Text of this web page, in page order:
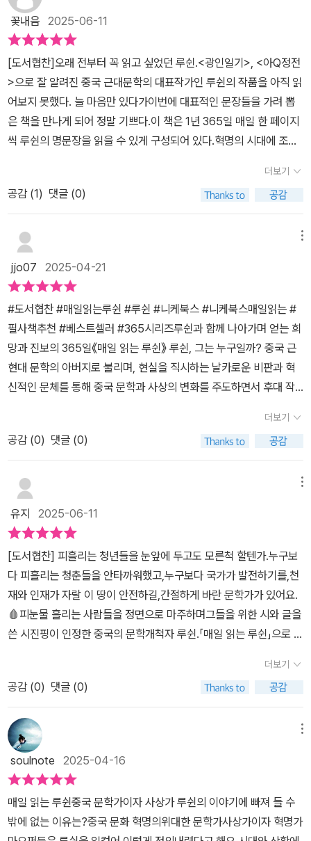
마치 쟁반 위의 모래처럼 흩어진 세태에 대한 비판.희망이 되어줄 청
년 세대와 개혁의 의지를 억압하는 기득권층을 향한 풍자와 역설逆
說과 우화. 선생은 허위와 몽매와 폭력에 맞서야하고, 타인의 고통으
로 이룬 성공에 의의를 두지 말아야 하며, 모두가 정당한 행복을 누릴
수 있어야함을 잊어서는 안 된다고 말한다. 그리고 문예가 반드시 살
아야하는 이유와 문예운동의 중요성을 강조하면서 더하여 변화를 두
려워하지 말라고 역설力說하는데, 그의 창작과 혁명과 저항의 밑바
탕에는 늘 사랑이 존재했다. 선생이 말년에 느낀 고독, 청년 시절의 외
로움과 방황의 심정, 그리고 그의 사색과 성찰도 적은 분량이나마 만
날 수 있다. ㅡ 실은 앤솔러지 혹은 '하루 한 문장'처럼 발췌글들로만
둑 잘라온 글들이 오히려 읽기에 불편하기 하기 때문이다. 물론 이런
방식으로 편집한 책에도 양서가 있고, 나에게 편견이 있음을 인정한
다. 이 책은 이런 나의 부정적인 시선에서 많이 벗어나 있다. 일단 오
직 루쉰의 글로만 이루어져 있다는 점, 무엇보다 루쉰 선생에 대한 남
다른 마음이 크게 작용했음을 부인하지 않는다. 가장 큰 장점을 꼽자
면 '루쉰'이라는 이름에 장벽을 느끼는 독자라면 큰 부담없이 읽을 수
있다. 사이사이 선생의 뼈때리는 직설 화법이 재밌기도 재밌고. 아무
튼 책장을 넘기면서 '역시... 좋네, 좋아'를 연발하다가 어느 지점에서
꽃내음 2025-06-11
[도서협찬]오래 전부터 꼭 읽고 싶었던 루쉰.<광인일기>, <아Q정전
>으로 잘 알려진 중국 근대문학의 대표작가인 루쉰의 작품을 아직 읽
어보지 못했다. 늘 마음만 있다가이번에 대표적인 문장들을 가려 뽑
은 책을 만나게 되어 정말 기쁘다.이 책은 1년 365일 매일 한 페이지
씩 루쉰의 명문장을 읽을 수 있게 구성되어 있다.혁명의 시대에 조국
통스러운 시기에 그가 느꼈던 감정들과 사상이 날것 같으면서도, 그
래서 더욱 진정성 있게 다가왔다.작은 빛이라도 갖고 있다면 내가 가
진 반딧불로라도 앞으로 먼저 가라는 메시지,비록 약자인 나라도 호
더보기
공감 (1) 댓글 (0)
jjo07 2025-04-21
#도서협찬 #매일읽는루쉰 #루쉰 #니케북스 #니케북스매일읽는 #
필사책추천 #베스트셀러 #365시리즈루쉰과 함께 나아가며 얻는 희
망과 진보의 365일《매일 읽는 루쉰》 루쉰, 그는 누구일까? 중국 근
현대 문학의 아버지로 불리며, 현실을 직시하는 날카로운 비판과 혁
신적인 문체를 통해 중국 문학과 사상의 변화를 주도하면서 후대 작
그의 이름보다 《아 Q 정전》이 더 익숙할지도 모른다.🏷️ 365일 매일
매일 루쉰의 글을 조금씩이나마 읽어나가며 우리의 모습을 돌아보는
것은 어떨지. 그럼에도 불구하고 미래에 대한 희망은 버릴 수 없기 때
문이다.(중간 생략) '우리에게 위로가 되는 것은 아무리 생각해 봐도
만 있을 것이 아니라 한발 한발 내디디며 희망의 씨앗을 싹 틔울 위로
와 희망을 안겨주는 《매일 읽는 루쉰》. 페이지를 순서대로 넘기기보
다 마음 가는 대로 읽으면 그만이라는 엮은이의 말처럼 마주한 그의
글에서 용기를 얻어본다. 🏷️ '확실하게 말할 수 없다'라는 것은 아주
유용한 말이다. 세상 경험이 적은 용감한 소년은 가끔 다른 사람들에
게 감히 의문을 풀어주고 의사를 골라주기도 한다. 만일 결과가 좋지
못하면 거꾸로 원망을 사기도 한다. 하지만 '확실하게 말할 수 없다'라
는 한 마디 말로 단단히 마무리하고 나면, 모든 일이 거리낄 게 없게
된다. 확실하지 않은 것에 대해 확실하다고 말하는 것은 용기가 아니
나서는 것보다 솔직함을 내세우는 것이 더 좋다. 거짓이라는 사실이
드러났을 때 난처함보다는 솔직하게 이야기하는 것이 더 옳다는 것을
알면서도 그렇게 하지 못하는 사람에게 꼭 필요한 말이 아닐까. 루쉰
은 혁명의 시대에 살았지만 혁명이 모든 것을 해결해 줄 것으로 생각
하지 않았다. 인간 사회가 안고 있는 문제들을 단 한 번의 혁명으로 해
결할 수 있다는 것은 몽상가들의 환상에 불과하다고 생각했다. 하나
의 산을 넘으면 또 다른 산이 기다리고 있고 언제나 그 험준한 산에 직
더보기
공감 (0) 댓글 (0)
유지 2025-06-11
[도서협찬] 피흘리는 청년들을 눈앞에 두고도 모른척 할텐가.누구보
다 피흘리는 청춘들을 안타까워했고,누구보다 국가가 발전하기를,천
재와 인재가 자랄 이 땅이 안전하길,간절하게 바란 문학가가 있어요.
🩸피눈물 흘리는 사람들을 정면으로 마주하며그들을 위한 시와 글을
쓴 시진핑이 인정한 중국의 문학개척자 루쉰.「매일 읽는 루쉰」으로 3
음 속에 묻히지 않는다면, 진짜 죽어버리게 된다. p.117당시 중국은
영국의 아편 영향,종국의 전쟁 등으로 피폐했음에도내부적인 독재,
방임 등이 여전했어요.🗞이에 의대를 진학했음에도 민족의 사상을
치료하고 싶다는 일념으로 신문예를 위해 자퇴를 했어요.소설, 수필,
시, 산문 등 여러 집필활동으로민족들이 모두 평온하게 살길 바랬대
요🔖0519 자유주의? 사상을 발표하는 것조차 범죄가 되니 몇 마디
말도 하기 어렵다. 인도주의? 우리는 아직도 사람 몸을 사고팔 수 있
지 않은가? p.165 ✨️루쉰의 글을 이번 기회에 처음 접했어요. 피의
혁명 가운데에 날카로운 지적과 온기 가득한 포용을한 번에 담아내는
더보기
공감 (0) 댓글 (0)
soulnote 2025-04-16
매일 읽는 루쉰중국 문학가이자 사상가 루쉰의 이야기에 빠져 들 수
밖에 없는 이유는?중국 문화 혁명의위대한 문학가사상가이자 혁명가